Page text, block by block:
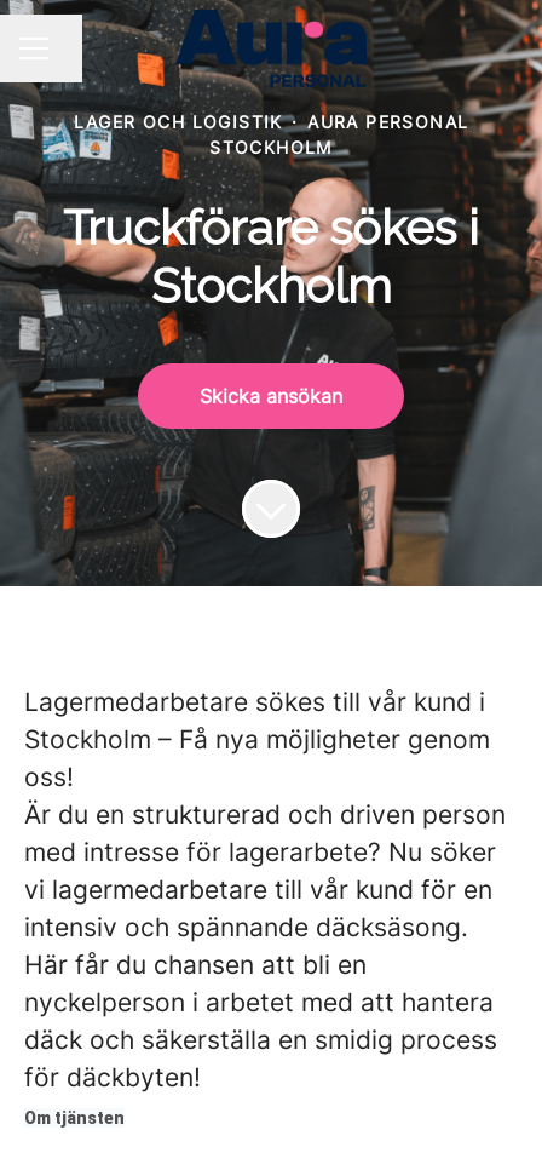
KARRIÄRMENY
Dela sidan
LAGER OCH LOGISTIK · AURA PERSONAL
STOCKHOLM
Truckförare sökes i
Stockholm
Skicka ansökan
Lagermedarbetare sökes till vår kund i
Stockholm – Få nya möjligheter genom
oss!
Är du en strukturerad och driven person
med intresse för lagerarbete? Nu söker
vi lagermedarbetare till vår kund för en
intensiv och spännande däcksäsong.
Här får du chansen att bli en
nyckelperson i arbetet med att hantera
däck och säkerställa en smidig process
för däckbyten!
Om tjänsten